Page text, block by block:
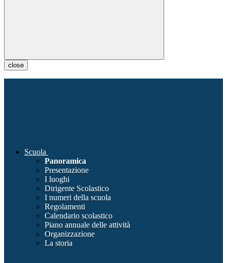
close
Scuola
Panoramica
Presentazione
I luoghi
Dirigente Scolastico
I numeri della scuola
Regolamenti
Calendario scolastico
Piano annuale delle attività
Organizzazione
La storia